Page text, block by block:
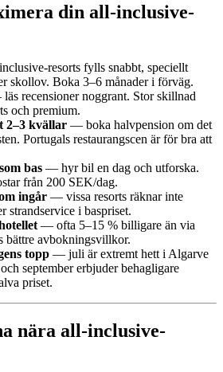
din all-inclusive-
resorts fylls snabbt, speciellt
skollov. Boka 3–6 månader i förväg.
recensioner noggrant. Stor skillnad
och premium.
2–3 kvällar — boka halvpension om det
Portugals restaurangscen är för bra att
bas — hyr bil en dag och utforska.
från 200 SEK/dag.
ingår — vissa resorts räknar inte
strandservice i baspriset.
— ofta 5–15 % billigare än via
bättre avbokningsvillkor.
topp — juli är extremt hett i Algarve
september erbjuder behagligare
priset.
nära all-inclusive-